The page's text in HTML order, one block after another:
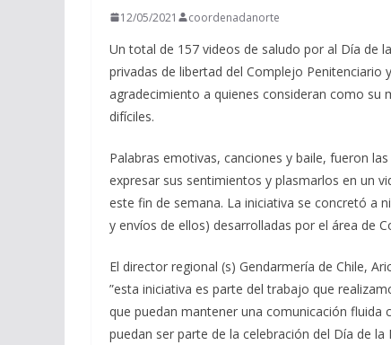
12/05/2021 coordenadanorte
Un total de 157 videos de saludo por al Día de
privadas de libertad del Complejo
agradecimiento a quienes consideran como
difíciles.
Palabras emotivas, canciones y baile, fueron
expresar sus sentimientos y plasmarlos en un
este fin de semana. La iniciativa se concretó a
y envíos de ellos) desarrolladas por el área de
El director regional (s) Gendarmería de Chile,
”esta iniciativa es parte del trabajo que
que puedan mantener una comunicación
puedan ser parte de la celebración del Día de